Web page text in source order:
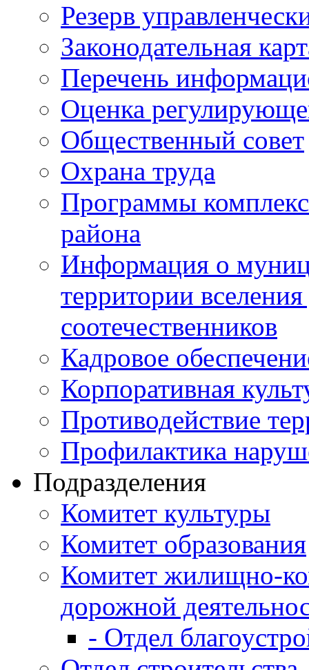
Резерв
Законодательная
Перечень
Оценка
Общественный совет
Охрана труда
Программы
района
Информация о
территории
соотечественников
Кадровое
Корпоративная
Противодействие
Профилактика
Подразделения
Комитет культуры
Комитет образования
Комитет жилищно-
дорожной
- Отдел